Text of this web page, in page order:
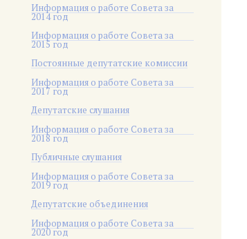
Информация о работе Совета за
2014 год
Информация о работе Совета за
2015 год
Постоянные депутатские комиссии
Информация о работе Совета за
2017 год
Депутатские слушания
Информация о работе Совета за
2018 год
Публичные слушания
Информация о работе Совета за
2019 год
Депутатские объединения
Информация о работе Совета за
2020 год